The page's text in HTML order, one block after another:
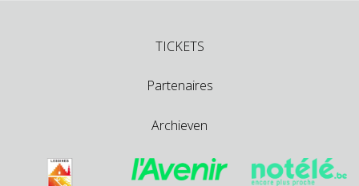
TICKETS
Partenaires
Archieven